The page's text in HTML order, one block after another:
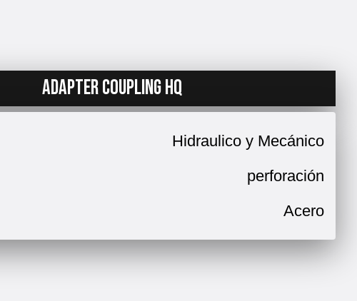
ADAPTER COUPLING HQ
Hidraulico y Mecánico
perforación
Acero